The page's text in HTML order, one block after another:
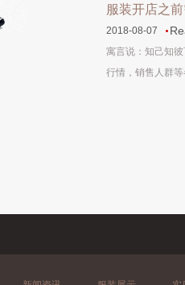
服装开店之
2018-08-07
寓言说：知己知
行情，销售人群